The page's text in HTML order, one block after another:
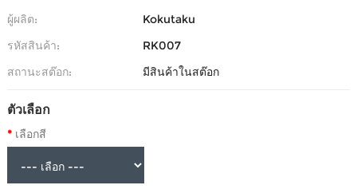
ผู้ผลิต:
Kokutaku
รหัสสินค้า:
RK007
สถานะสต๊อก:
มีสินค้าในสต๊อก
ตัวเลือก
เลือกสี